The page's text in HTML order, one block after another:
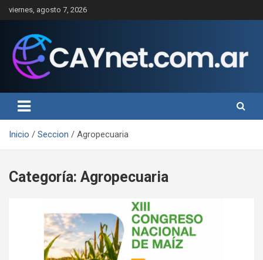
Saltar
al
viernes, agosto 7, 2026
Inicio Seccion Agropecuaria
Categoría: Agropecuaria